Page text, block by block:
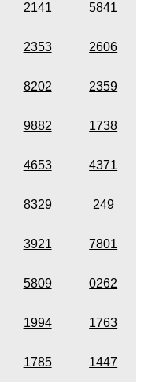
2141 5841
2353 2606
8202 2359
9882 1738
4653 4371
8329 249
3921 7801
5809 0262
1994 1763
1785 1447